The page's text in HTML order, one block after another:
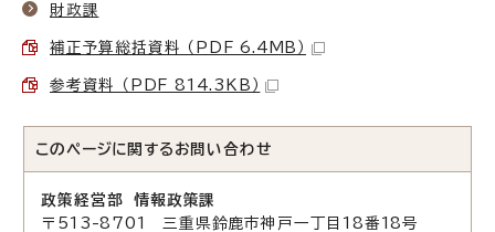
財政課
補正予算総括資料 （PDF 6.4MB）
参考資料 （PDF 814.3KB）
このページに関する お問い合わせ
政策経営部 情報政策課
〒513-8701 三重県鈴鹿市神戸一丁目18番18号